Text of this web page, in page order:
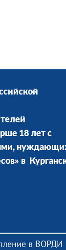
18 лет с
в
в ВОРДИ